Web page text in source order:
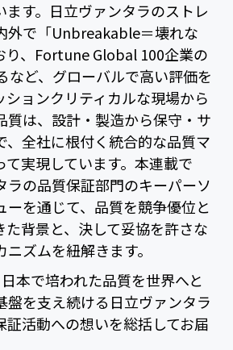
ます。日立ヴァンタラのストレ
外で「Unbreakable＝壊れな
り、Fortune Global 100企業の
など、グローバルで高い評価を
ションクリティカルな現場から
質は、設計・製造から保守・サ
、全社に根付く統合的な品質マ
て実現しています。本連載で
ラの品質保証部門のキーパーソ
ーを通じて、品質を競争優位と
た背景と、決して妥協を許さな
ズムを紐解きます。
本で培われた品質を世界へと
盤を支え続ける日立ヴァンタラ
証活動への想いを総括してお届